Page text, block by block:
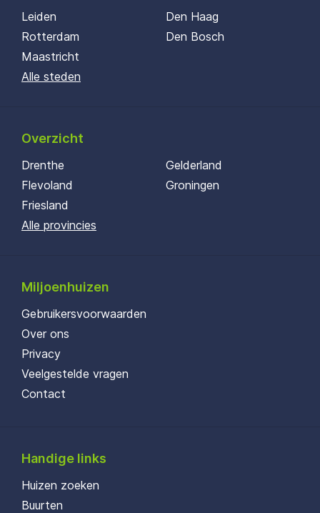
Leiden
Rotterdam
Maastricht
Den Haag
Den Bosch
Alle steden
Overzicht
Drenthe
Flevoland
Friesland
Gelderland
Groningen
Alle provincies
Miljoenhuizen
Gebruikersvoorwaarden
Over ons
Privacy
Veelgestelde vragen
Contact
Handige links
Huizen zoeken
Buurten